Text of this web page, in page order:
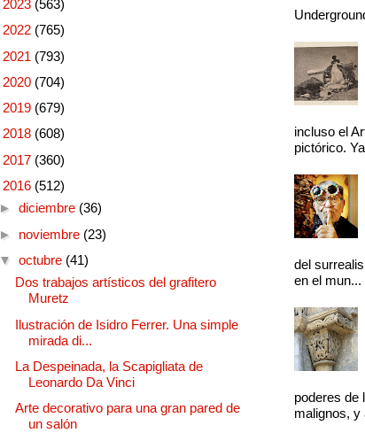
2023 (563)
2022 (765)
2021 (793)
2020 (704)
2019 (679)
2018 (608)
2017 (360)
2016 (512)
► diciembre (36)
► noviembre (23)
▼ octubre (41)
Dos trabajos artísticos del grafitero
Muretz
Ilustración de Isidro Ferrer. Una simple
mirada di...
La Despeinada, la Scapigliata de
Leonardo Da Vinci
Arte decorativo para una gran pared de
un salón
incluso el
pictórico.
del
en el mun...
poderes de
malignos, y